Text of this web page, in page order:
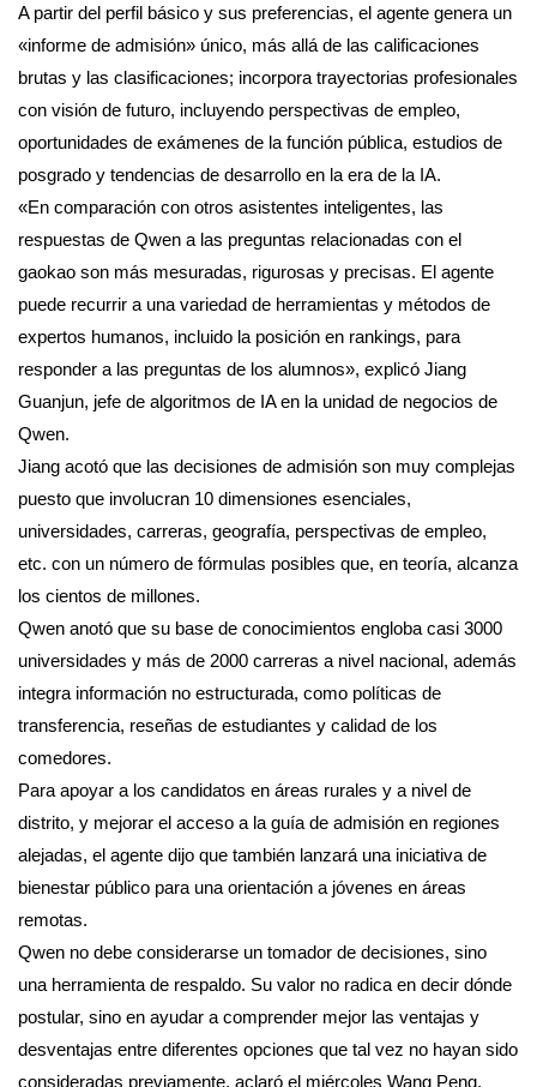
A partir del perfil básico y sus preferencias, el agente genera un
«informe de admisión» único, más allá de las calificaciones
brutas y las clasificaciones; incorpora trayectorias profesionales
con visión de futuro, incluyendo perspectivas de empleo,
oportunidades de exámenes de la función pública, estudios de
posgrado y tendencias de desarrollo en la era de la IA.
«En comparación con otros asistentes inteligentes, las
respuestas de Qwen a las preguntas relacionadas con el
gaokao son más mesuradas, rigurosas y precisas. El agente
puede recurrir a una variedad de herramientas y métodos de
expertos humanos, incluido la posición en rankings, para
responder a las preguntas de los alumnos», explicó Jiang
Guanjun, jefe de algoritmos de IA en la unidad de negocios de
Qwen.
Jiang acotó que las decisiones de admisión son muy complejas
puesto que involucran 10 dimensiones esenciales,
universidades, carreras, geografía, perspectivas de empleo,
etc. con un número de fórmulas posibles que, en teoría, alcanza
los cientos de millones.
Qwen anotó que su base de conocimientos engloba casi 3000
universidades y más de 2000 carreras a nivel nacional, además
integra información no estructurada, como políticas de
transferencia, reseñas de estudiantes y calidad de los
comedores.
Para apoyar a los candidatos en áreas rurales y a nivel de
distrito, y mejorar el acceso a la guía de admisión en regiones
alejadas, el agente dijo que también lanzará una iniciativa de
bienestar público para una orientación a jóvenes en áreas
remotas.
Qwen no debe considerarse un tomador de decisiones, sino
una herramienta de respaldo. Su valor no radica en decir dónde
postular, sino en ayudar a comprender mejor las ventajas y
desventajas entre diferentes opciones que tal vez no hayan sido
consideradas previamente, aclaró el miércoles Wang Peng,